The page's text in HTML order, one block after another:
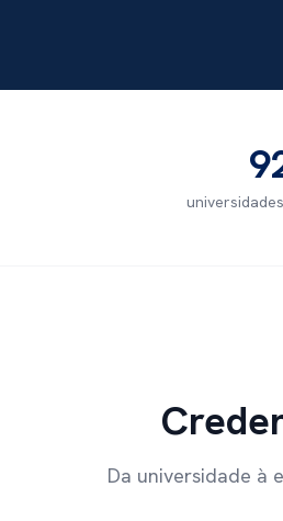
Da universidade à